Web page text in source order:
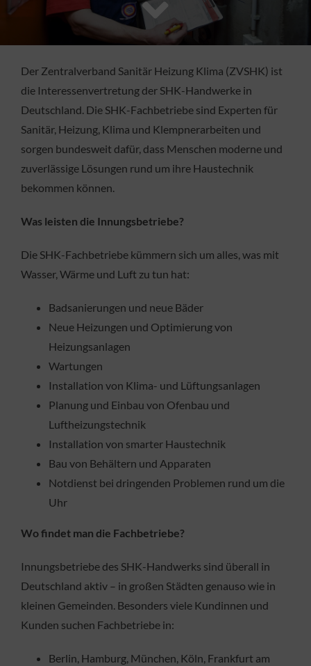
FACHBETRIEB
KONTAKT
Der Zentralverband Sanitär Heizung Klima (ZVSHK) ist
die Interessenvertretung der SHK-Handwerke in
Deutschland. Die SHK-Fachbetriebe sind Experten für
Sanitär, Heizung, Klima und Klempnerarbeiten und
sorgen bundesweit dafür, dass Menschen moderne und
zuverlässige Lösungen rund um ihre Haustechnik
bekommen können.
Was leisten die Innungsbetriebe?
Die SHK-Fachbetriebe kümmern sich um alles, was mit
Wasser, Wärme und Luft zu tun hat:
Badsanierungen und neue Bäder
Neue Heizungen und Optimierung von
Heizungsanlagen
Wartungen
Installation von Klima- und Lüftungsanlagen
Planung und Einbau von Ofenbau und
Luftheizungstechnik
Installation von smarter Haustechnik
Bau von Behältern und Apparaten
Notdienst bei dringenden Problemen rund um die
Uhr
Wo findet man die Fachbetriebe?
Innungsbetriebe des SHK-Handwerks sind überall in
Deutschland aktiv – in großen Städten genauso wie in
kleinen Gemeinden. Besonders viele Kundinnen und
Kunden suchen Fachbetriebe in:
Berlin, Hamburg, München, Köln, Frankfurt am